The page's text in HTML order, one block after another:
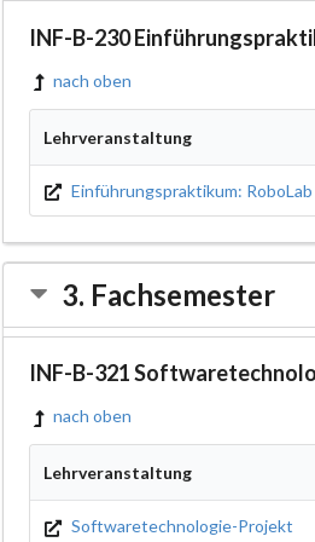
INF-B-230
nach oben
Lehrveranstaltung
Einführungspraktikum: RoboLab
3. Fachsemester
INF-B-321
nach oben
Lehrveranstaltung
Softwaretechnologie-Projekt